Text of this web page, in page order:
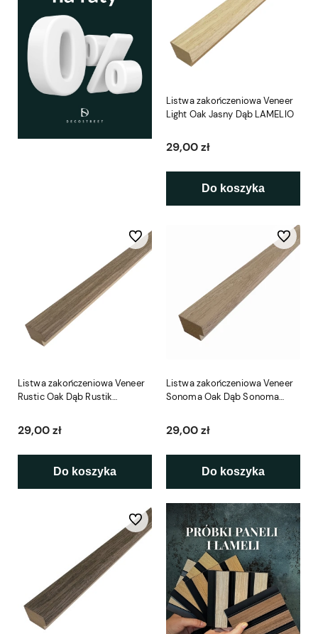
Listwa zakończeniowa Veneer
Light Oak Jasny Dąb LAMELIO
29,00 zł
Do koszyka
Listwa zakończeniowa Veneer
Rustic Oak Dąb Rustik
29,00 zł
Do koszyka
Do ulubionych
Listwa zakończeniowa Veneer
Sonoma Oak Dąb Sonoma
29,00 zł
Do koszyka
Do
Do ulubionych